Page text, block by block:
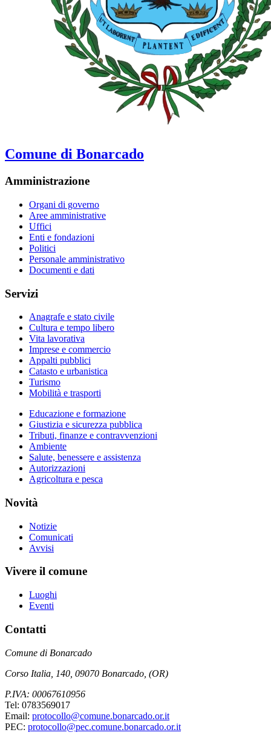
Comune di Bonarcado
Amministrazione
Organi di governo
Aree amministrative
Uffici
Enti e fondazioni
Politici
Personale amministrativo
Documenti e dati
Servizi
Anagrafe e stato civile
Cultura e tempo libero
Vita lavorativa
Imprese e commercio
Appalti pubblici
Catasto e urbanistica
Turismo
Mobilità e trasporti
Educazione e formazione
Giustizia e sicurezza pubblica
Tributi, finanze e contravvenzioni
Ambiente
Salute, benessere e assistenza
Autorizzazioni
Agricoltura e pesca
Novità
Notizie
Comunicati
Avvisi
Vivere il comune
Luoghi
Eventi
Contatti
Comune di Bonarcado
Corso Italia, 140, 09070 Bonarcado, (OR)
P.IVA: 00067610956
Tel: 0783569017
Email: protocollo@comune.bonarcado.or.it
PEC: protocollo@pec.comune.bonarcado.or.it